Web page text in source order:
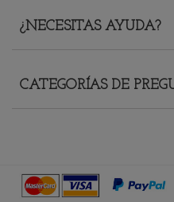
¿NECESITAS AYUDA?
CATEGORÍAS DE